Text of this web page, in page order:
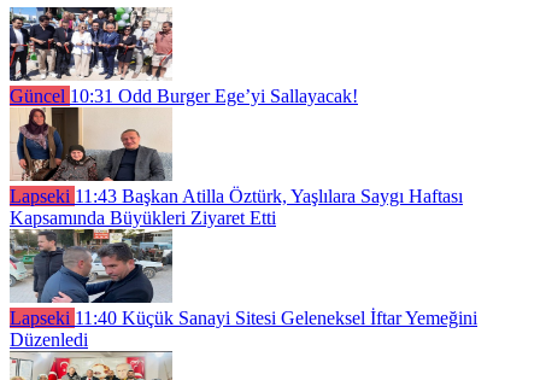
Güncel 10:31 Odd Burger Ege’yi Sallayacak!
Lapseki 11:43 Başkan Atilla Öztürk, Yaşlılara Saygı Haftası
Kapsamında Büyükleri Ziyaret Etti
Lapseki 11:40 Küçük Sanayi Sitesi Geleneksel İftar Yemeğini
Düzenledi